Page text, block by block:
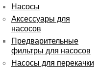
Насосы
Аксессуары для
насосов
Предварительные
фильтры для насосов
Насосы для перекачки